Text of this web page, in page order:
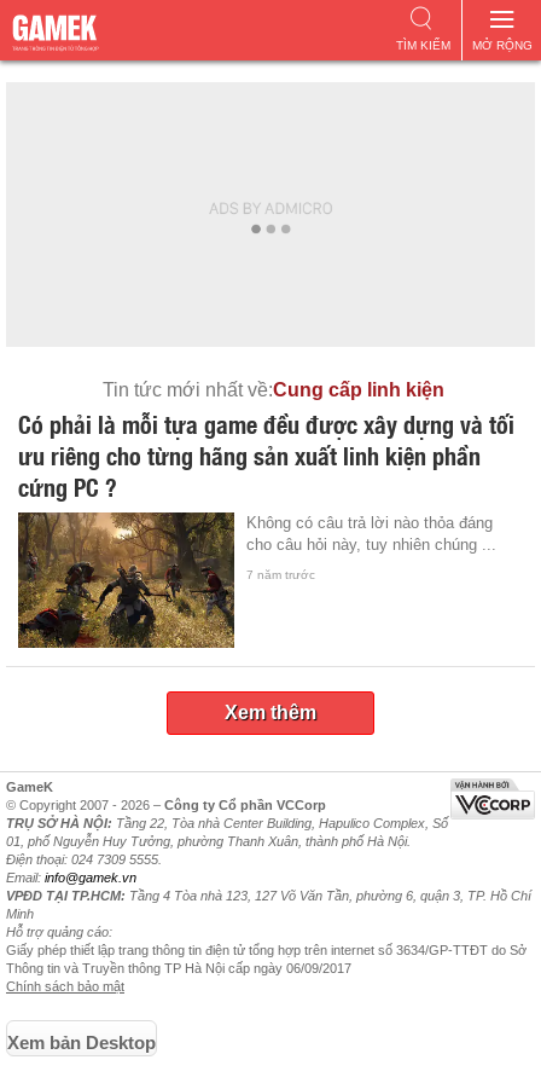
MỞ RỘNG
TÌM KIẾM
Tin tức mới nhất về:Cung cấp linh kiện
Có phải là mỗi tựa game đều được xây dựng và tối
ưu riêng cho từng hãng sản xuất linh kiện phần
cứng PC ?
Không có câu trả lời nào thỏa đáng
cho câu hỏi này, tuy nhiên chúng ...
7 năm trước
Xem thêm
GameK
© Copyright 2007 - 2026 – Công ty Cổ phần VCCorp
TRỤ SỞ HÀ NỘI: Tầng 22, Tòa nhà Center Building, Hapulico Complex, Số
01, phố Nguyễn Huy Tưởng, phường Thanh Xuân, thành phố Hà Nội.
Điện thoại: 024 7309 5555.
Email: info@gamek.vn
VPĐD TẠI TP.HCM: Tầng 4 Tòa nhà 123, 127 Võ Văn Tần, phường 6, quận 3, TP. Hồ Chí
Minh
Hỗ trợ quảng cáo:
Giấy phép thiết lập trang thông tin điện tử tổng hợp trên internet số 3634/GP-TTĐT do Sở
Thông tin và Truyền thông TP Hà Nội cấp ngày 06/09/2017
Chính sách bảo mật
Xem bản Desktop